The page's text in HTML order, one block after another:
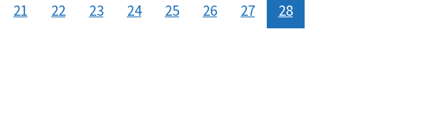
21 22 23 24 25 26 27 28